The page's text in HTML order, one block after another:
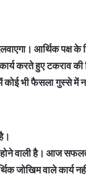
आर्थिक पक्ष
करते हुए टकराव की
कोई भी फैसला गुस्से में
वाली है। आज
जोखिम वाले कार्य